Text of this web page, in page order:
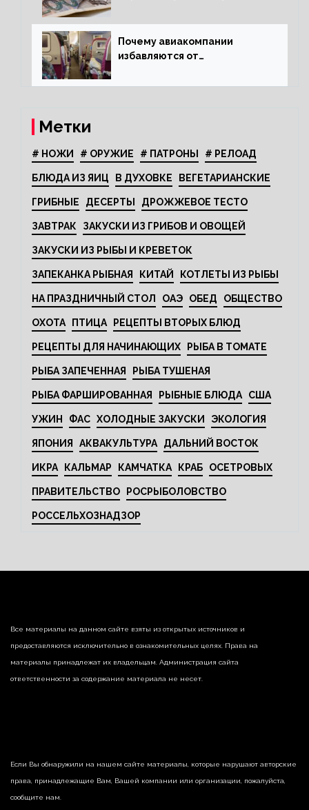
Почему авиакомпании
избавляются от
Метки
# НОЖИ # ОРУЖИЕ # ПАТРОНЫ # РЕЛОАД
БЛЮДА ИЗ ЯИЦ В ДУХОВКЕ ВЕГЕТАРИАНСКИЕ
ГРИБНЫЕ ДЕСЕРТЫ ДРОЖЖЕВОЕ ТЕСТО
ЗАВТРАК ЗАКУСКИ ИЗ ГРИБОВ И ОВОЩЕЙ
ЗАКУСКИ ИЗ РЫБЫ И КРЕВЕТОК
ЗАПЕКАНКА РЫБНАЯ КИТАЙ КОТЛЕТЫ ИЗ РЫБЫ
НА ПРАЗДНИЧНЫЙ СТОЛ ОАЭ ОБЕД ОБЩЕСТВО
ОХОТА ПТИЦА РЕЦЕПТЫ ВТОРЫХ БЛЮД
РЕЦЕПТЫ ДЛЯ НАЧИНАЮЩИХ РЫБА В ТОМАТЕ
РЫБА ЗАПЕЧЕННАЯ РЫБА ТУШЕНАЯ
РЫБА ФАРШИРОВАННАЯ РЫБНЫЕ БЛЮДА США
УЖИН ФАС ХОЛОДНЫЕ ЗАКУСКИ ЭКОЛОГИЯ
ЯПОНИЯ АКВАКУЛЬТУРА ДАЛЬНИЙ ВОСТОК
ИКРА КАЛЬМАР КАМЧАТКА КРАБ ОСЕТРОВЫХ
ПРАВИТЕЛЬСТВО РОСРЫБОЛОВСТВО
РОССЕЛЬХОЗНАДЗОР
Все материалы на данном сайте взяты из открытых источников и
предоставляются исключительно в ознакомительных целях. Права на
материалы принадлежат их владельцам. Администрация сайта
ответственности за содержание материала не несет.
Если Вы обнаружили на нашем сайте материалы, которые нарушают авторские
права, принадлежащие Вам, Вашей компании или организации, пожалуйста,
сообщите нам.